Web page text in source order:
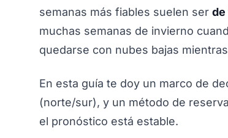
semanas más fiables suelen ser de
muchas semanas de invierno
quedarse con nubes bajas
En esta guía te doy un marco de
(norte/sur), y un método de
el pronóstico está estable.